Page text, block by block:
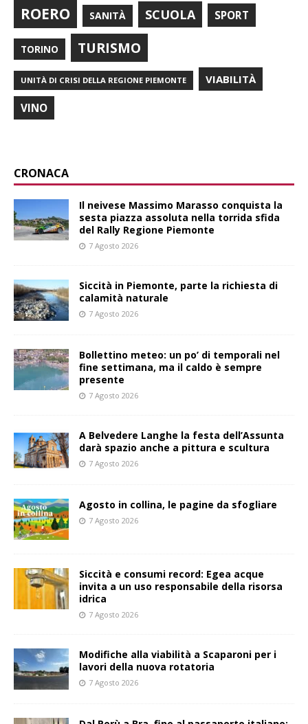
ROERO SANITÀ SCUOLA SPORT
TORINO TURISMO
UNITÀ DI CRISI DELLA REGIONE PIEMONTE VIABILITÀ
VINO
CRONACA
Il neivese Massimo Marasso conquista la
sesta piazza assoluta nella torrida sfida
del Rally Regione Piemonte
7 Agosto 2026
Siccità in Piemonte, parte la richiesta di
calamità naturale
7 Agosto 2026
Bollettino meteo: un po’ di temporali nel
fine settimana, ma il caldo è sempre
presente
7 Agosto 2026
A Belvedere Langhe la festa dell’Assunta
darà spazio anche a pittura e scultura
7 Agosto 2026
Agosto in collina, le pagine da sfogliare
7 Agosto 2026
Siccità e consumi record: Egea acque
invita a un uso responsabile della risorsa
idrica
7 Agosto 2026
Modifiche alla viabilità a Scaparoni per i
lavori della nuova rotatoria
7 Agosto 2026